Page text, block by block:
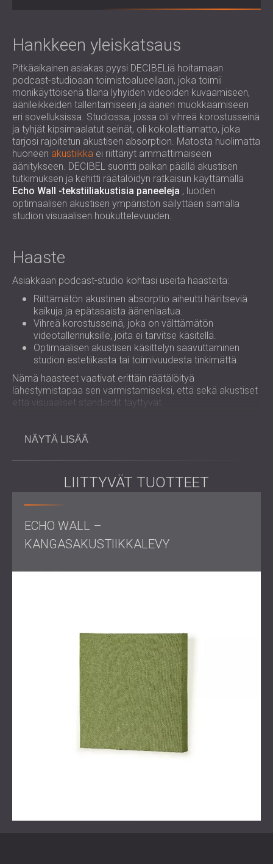
AKUSTIIKKA
TERVEYDENHUOLLON ÄÄNIERISTYS JA
AKUSTIIKKA
ÄÄNIERISTYS- JA AKUSTISET RATKAISUT
AUDIOLOGIAN ALALLE
ÄÄNIERISTYS JA AKUSTISET RATKAISUT
KONESALEIHIN
ROMÂNIA (RO)
РОССИЯ (RU)
USA (US)
SOUTH AFRICA (ZA)
Hankkeen yleiskatsaus
Pitkäaikainen asiakas pyysi DECIBELiä hoitamaan
podcast-studioaan toimistoalueellaan, joka toimii
monikäyttöisenä tilana lyhyiden videoiden kuvaamiseen,
äänileikkeiden tallentamiseen ja äänen muokkaamiseen
eri sovelluksissa. Studiossa, jossa oli vihreä korostusseinä
ja tyhjät kipsimaalatut seinät, oli kokolattiamatto, joka
tarjosi rajoitetun akustisen absorption. Matosta huolimatta
huoneen akustiikka ei riittänyt ammattimaiseen
äänitykseen. DECIBEL suoritti paikan päällä akustisen
tutkimuksen ja kehitti räätälöidyn ratkaisun käyttämällä
Echo Wall -tekstiiliakustisia paneeleja , luoden
optimaalisen akustisen ympäristön säilyttäen samalla
studion visuaalisen houkuttelevuuden.
Haaste
Asiakkaan podcast-studio kohtasi useita haasteita:
Riittämätön akustinen absorptio aiheutti häiritseviä
kaikuja ja epätasaista äänenlaatua.
Vihreä korostusseinä, joka on välttämätön
videotallennuksille, joita ei tarvitse käsitellä.
Optimaalisen akustisen käsittelyn saavuttaminen
studion estetiikasta tai toimivuudesta tinkimättä.
Nämä haasteet vaativat erittäin räätälöityä
lähestymistapaa sen varmistamiseksi, että sekä akustiset
että visuaaliset standardit täyttyvät.
Työn laajuus
Suunnittelun kehittäminen
Materiaalin erittely
Visualisointi ja hyväksyntä
sisälsi eripaksuisia paneeleja, jotka käsittelevät
tehokkaasti sekä matala- että korkeataajuisia ääniaaltoja.
Paneelit räätälöitiin vastaamaan asiakkaan esteettisiä ja
toiminnallisia vaatimuksia.
Asennus valmistui tarkasti, mikä varmisti, että viherseinä
pysyi täysin toimintakuntoisenavideotallenteita
taas käsitellyt seinät loivat tasapainoisen akustisen
saavutettiin, mikä johti:
NÄYTÄ LISÄÄ
LIITTYVÄT TUOTTEET
ECHO WALL –
KANGASAKUSTIIKKALEVY